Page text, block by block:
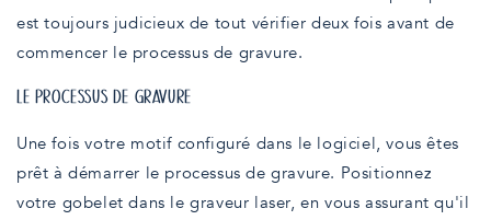
est toujours judicieux de tout vérifier deux fois avant de
commencer le processus de gravure.
LE PROCESSUS DE GRAVURE
Une fois votre motif configuré dans le logiciel, vous êtes
prêt à démarrer le processus de gravure. Positionnez
votre gobelet dans le graveur laser, en vous assurant qu'il